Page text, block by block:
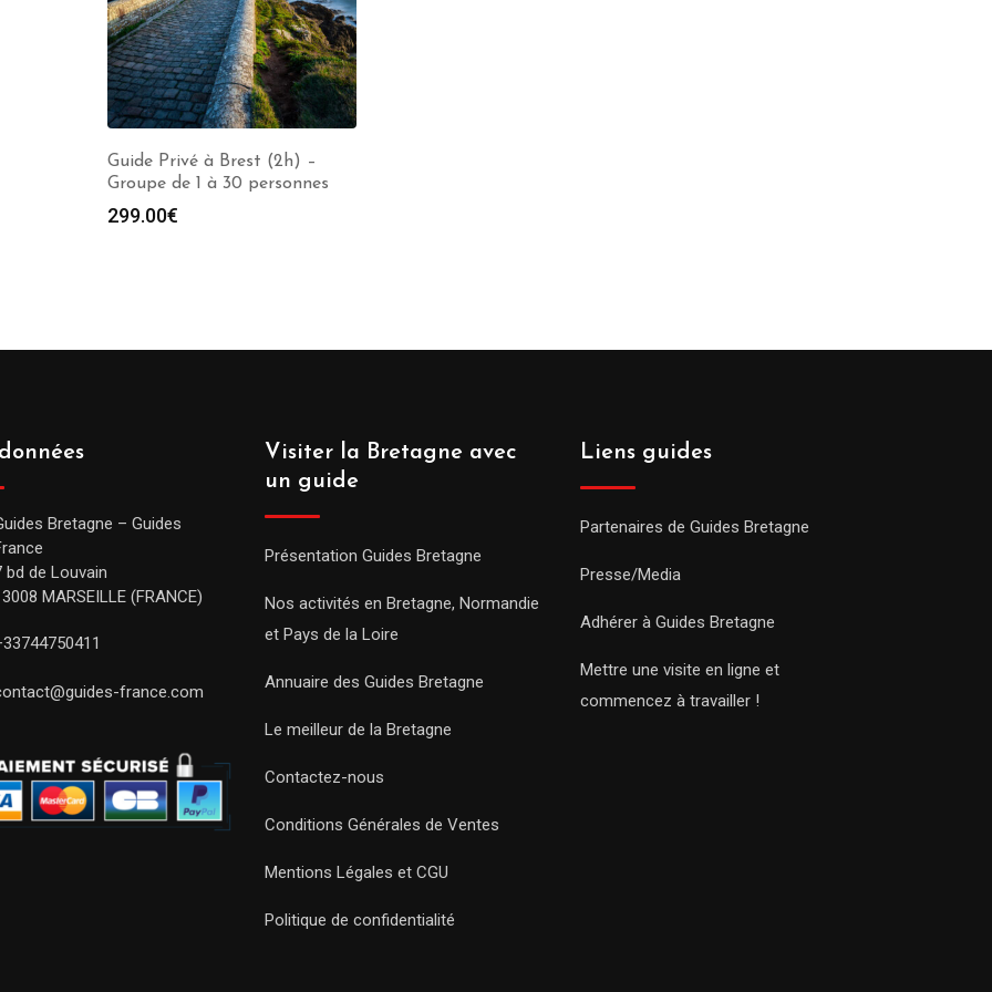
Guide Privé à Brest (2h) –
Groupe de 1 à 30 personnes
299.00€
Bretagne – Guides
bd de Louvain
MARSEILLE (FRANCE)
france.com
Visiter la Bretagne avec
un guide
Présentation Guides Bretagne
Nos activités en Bretagne, Normandie
et Pays de la Loire
Annuaire des Guides Bretagne
Le meilleur de la Bretagne
Contactez-nous
Conditions Générales de Ventes
Mentions Légales et CGU
Politique de confidentialité
Liens guides
Partenaires de Guides Bretagne
Presse/Media
Adhérer à Guides Bretagne
Mettre une visite en ligne et
commencez à travailler !